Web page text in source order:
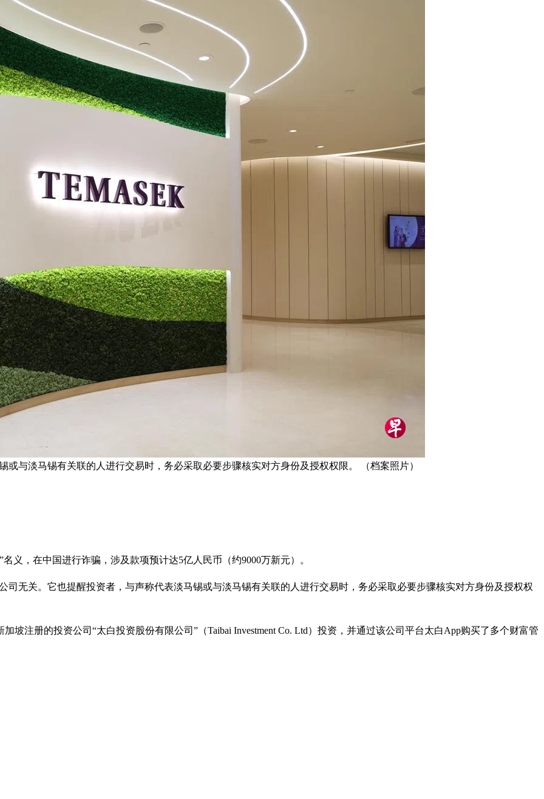
或与淡马锡有关联的人进行交易时，务必采取必要步骤核实对方身份及授权权限。 （档案照片）
义，在中国进行诈骗，涉及款项预计达5亿人民币（约9000万新元）。
司无关。它也提醒投资者，与声称代表淡马锡或与淡马锡有关联的人进行交易时，务必采取必要步骤核实对方身份及授权权
坡注册的投资公司“太白投资股份有限公司”（Taibai Investment Co. Ltd）投资，并通过该公司平台太白App购买了多个财富管